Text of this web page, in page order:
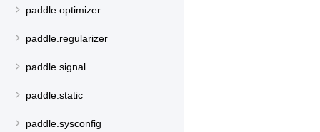
paddle.optimizer
paddle.regularizer
paddle.signal
paddle.static
paddle.sysconfig